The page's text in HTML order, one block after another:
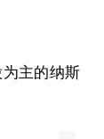
主的纳斯